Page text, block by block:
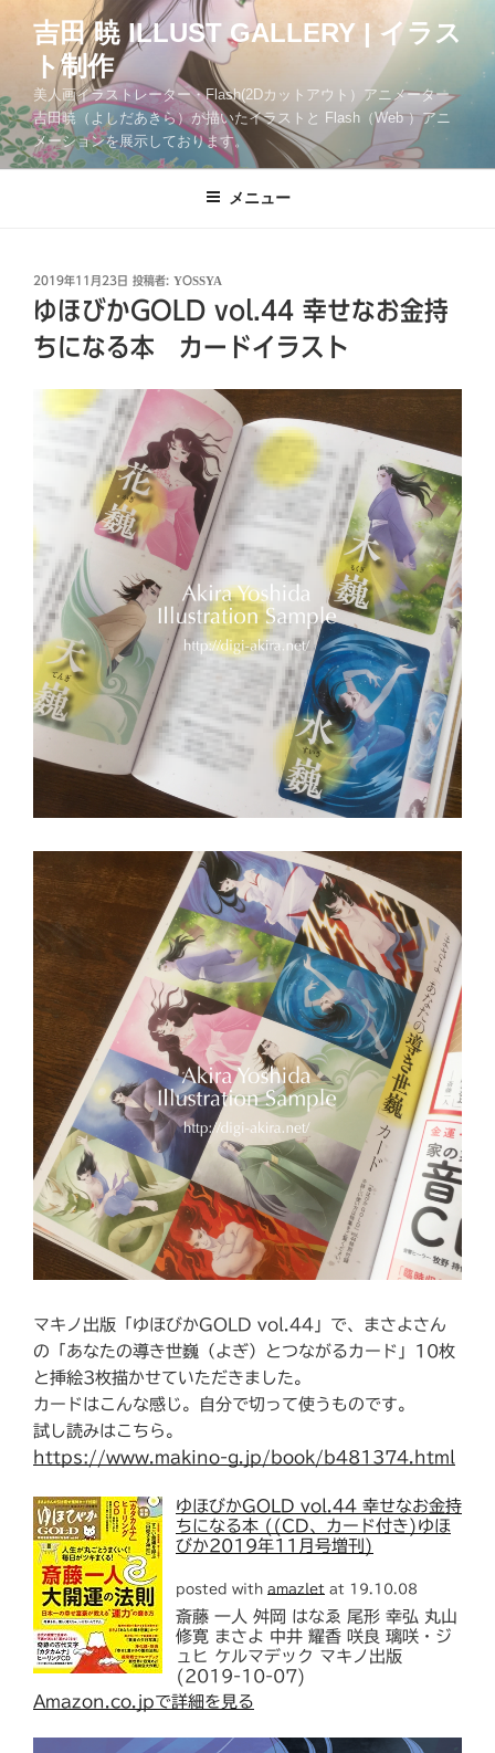
ツ
へ
ス
吉田 暁 ILLUST GALLERY | イラス
ト制作
美人画イラストレーター・Flash(2Dカットアウト）アニメーター
吉田暁（よしだあきら）が描いたイラストと Flash（Web ）アニ
メーションを展示しております。
メニュー
投
稿
日:
2019年11月23日 投稿者: YOSSYA
ゆほびかGOLD vol.44 幸せなお金持
ちになる本 カードイラスト
マキノ出版「ゆほびかGOLD vol.44」で、まさよさん
の「あなたの導き世巍（よぎ）とつながるカード」10枚
と挿絵3枚描かせていただきました。
カードはこんな感じ。自分で切って使うものです。
試し読みはこちら。
https://www.makino-g.jp/book/b481374.html
ゆほびかGOLD vol.44 幸せなお金持
ちになる本 ((CD、カード付き)ゆほ
びか2019年11月号増刊)
posted with amazlet at 19.10.08
斎藤 一人 舛岡 はなゑ 尾形 幸弘 丸山
修寛 まさよ 中井 耀香 咲良 璃咲・ジ
ュヒ ケルマデック マキノ出版
(2019-10-07)
Amazon.co.jpで詳細を見る